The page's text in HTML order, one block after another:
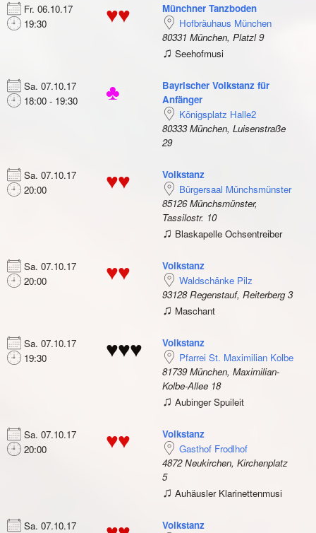
Fr. 06.10.17
19:30
♥♥
Münchner Tanzboden
Hofbräuhaus München
80331 München, Platzl 9
♫ Seehofmusi
Sa. 07.10.17
18:00 - 19:30
♣
Bayrischer Volkstanz für
Anfänger
Königsplatz Halle2
80333 München, Luisenstraße
29
Sa. 07.10.17
20:00
♥♥
Volkstanz
Bürgersaal Münchsmünster
85126 Münchsmünster,
Tassilostr. 10
♫ Blaskapelle Ochsentreiber
Sa. 07.10.17
20:00
♥♥
Volkstanz
Waldschänke Pilz
93128 Regenstauf, Reiterberg 3
♫ Maschant
Sa. 07.10.17
19:30
♥♥♥
Volkstanz
Pfarrei St. Maximilian Kolbe
81739 München, Maximilian-
Kolbe-Allee 18
♫ Aubinger Spuileit
Sa. 07.10.17
20:00
♥♥
Volkstanz
Gasthof Frodlhof
4872 Neukirchen, Kirchenplatz
5
♫ Auhäusler Klarinettenmusi
Sa. 07.10.17
Volkstanz